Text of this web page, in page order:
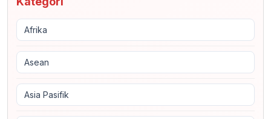
Afrika
Asean
Asia Pasifik